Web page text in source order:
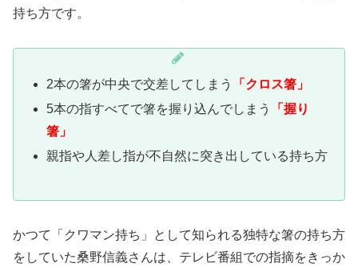
持ち方です。
2本の箸が中央で交差してしまう
「クロス箸」
5本の指すべてで箸を握り込んでしまう
「握り
箸」
親指や人差し指が不自然に突き出している持ち方
かつて「クワマン持ち」として知られる独特な箸の持ち方
をしていた桑野信義さんは、テレビ番組での指摘をきっか